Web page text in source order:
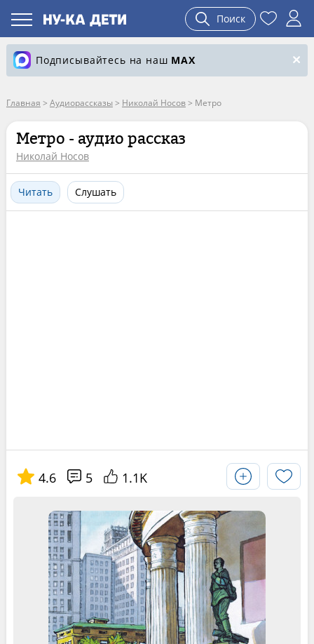
Поиск
Подписывайтесь на наш MAX
Главная > Аудиорассказы > Николай Носов> Метро
Метро - аудио рассказ
Николай Носов
Читать Слушать
4.6 5 1.1K